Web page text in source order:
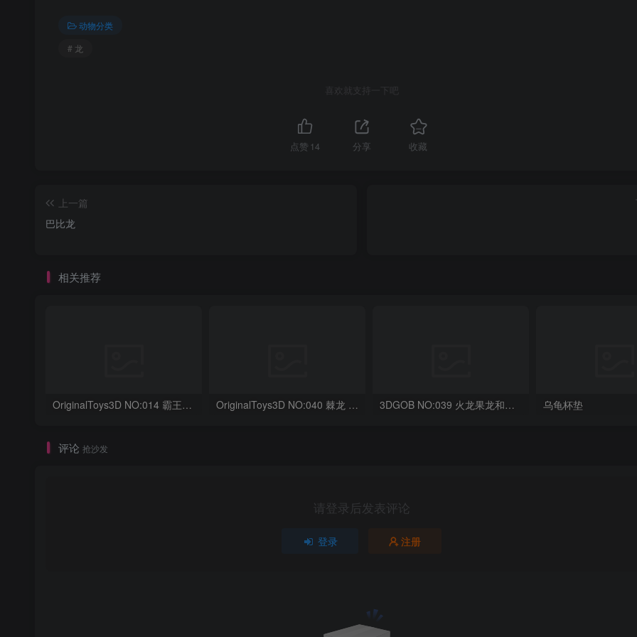
动物分类
# 龙
喜欢就支持一下吧
点赞 14 分享 收藏
上一篇
巴比龙
相关推荐
OriginalToys3D NO:014 霸王龙骨架 OriginalToys3D NO:040 棘龙 Spinosaurus Remastered 3DGOB NO:039 火龙果龙和龙蛋 DragonFruit_MiniDragon 乌龟杯垫
评论 抢沙发
请登录后发表评论
登录 注册